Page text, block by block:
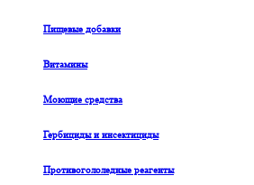
Пищевые добавки
Витамины
Моющие средства
Гербициды и инсектициды
Противогололедные реагенты